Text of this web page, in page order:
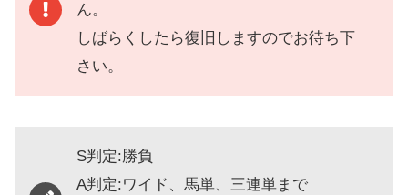
ん。
しばらくしたら復旧しますのでお待ち下
さい。
S判定:勝負
A判定:ワイド、馬単、三連単まで